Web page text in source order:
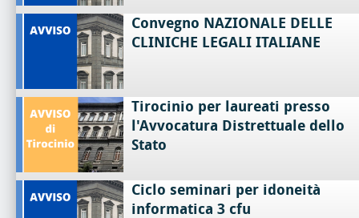
Convegno NAZIONALE DELLE
CLINICHE LEGALI ITALIANE
Tirocinio per laureati presso
l'Avvocatura Distrettuale dello
Stato
Ciclo seminari per idoneità
informatica 3 cfu